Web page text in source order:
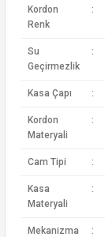
Kordon
Renk
:
Su
Geçirmezlik
:
Kasa Çapı :
Kordon
Materyali
:
Cam Tipi :
Kasa
Materyali
:
Mekanizma :